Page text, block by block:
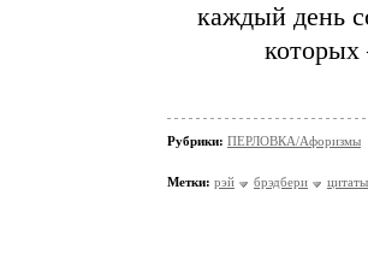
каждый день
Рубрики: ПЕРЛОВКА/Aфоризмы
Метки: рэй брэдбери цитаты